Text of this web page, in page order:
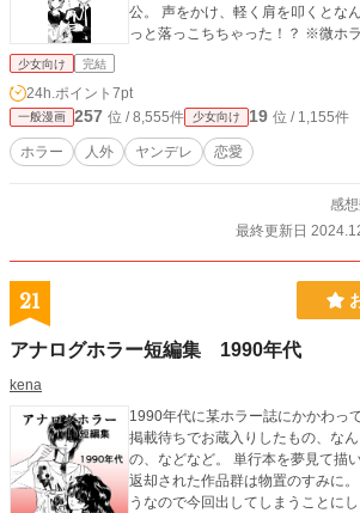
公。 声をかけ、軽く肩を叩くとな
っと落っこちちゃった！？ ※微ホ
少女向け 完結
24h.ポイント 7pt
一般漫画 257 位 / 8,555件 少女向け 19 位 / 1,155件
ホラー 人外 ヤンデレ 恋愛
感
最終更新日
21
アナログホラー短編集 1990年代
kena
1990年代に某ホラー誌にかかわっ
掲載待ちでお蔵入りしたもの、な
の、などなど。 単行本を夢見て描いていたけれど、叶わず、
返却された作品群は物置のすみに
うなので今回出してしまうことにしました。 あ